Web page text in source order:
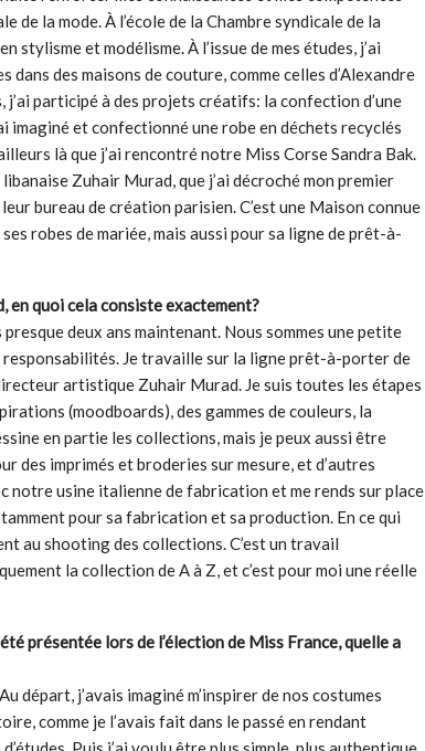
de la mode. À l’école de la Chambre syndicale de la
et modélisme. À l’issue de mes études, j’ai
des maisons de couture, comme celles d’Alexandre
participé à des projets créatifs: la confection d’une
imaginé et confectionné une robe en déchets recyclés
là que j’ai rencontré notre Miss Corse Sandra Bak.
Zuhair Murad, que j’ai décroché mon premier
bureau de création parisien. C’est une Maison connue
robes de mariée, mais aussi pour sa ligne de prêt-à-
en quoi cela consiste exactement?
deux ans maintenant. Nous sommes une petite
responsabilités. Je travaille sur la ligne prêt-à-porter de
artistique Zuhair Murad. Je suis toutes les étapes
(moodboards), des gammes de couleurs, la
en partie les collections, mais je peux aussi être
des imprimés et broderies sur mesure, et d’autres
notre usine italienne de fabrication et me rends sur place
pour sa fabrication et sa production. En ce qui
au shooting des collections. C’est un travail
la collection de A à Z, et c’est pour moi une réelle
présentée lors de l’élection de Miss France, quelle a
départ, j’avais imaginé m’inspirer de nos costumes
comme je l’avais fait dans le passé en rendant